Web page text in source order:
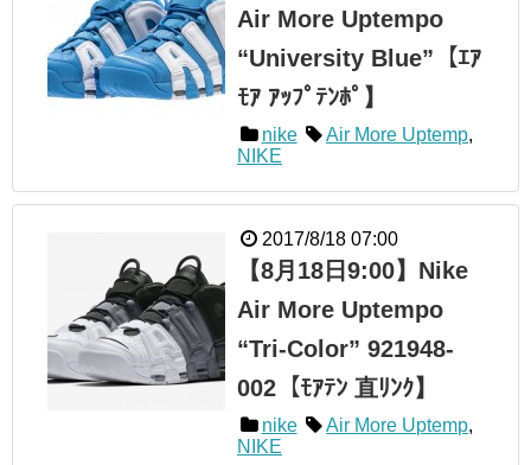
Air More Uptempo
“University Blue”【ｴｱ
ﾓｱ ｱｯﾌﾟﾃﾝﾎﾟ】
nike Air More Uptemp,
NIKE
2017/8/18 07:00
【8月18日9:00】Nike
Air More Uptempo
“Tri-Color” 921948-
002【ﾓｱﾃﾝ 直ﾘﾝｸ】
nike Air More Uptemp,
NIKE